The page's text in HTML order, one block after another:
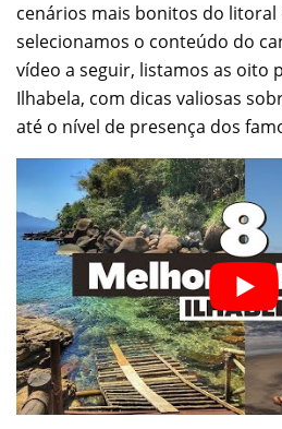
cenários mais bonitos do litoral
selecionamos o conteúdo do
vídeo a seguir, listamos as oito
Ilhabela, com dicas valiosas
até o nível de presença dos